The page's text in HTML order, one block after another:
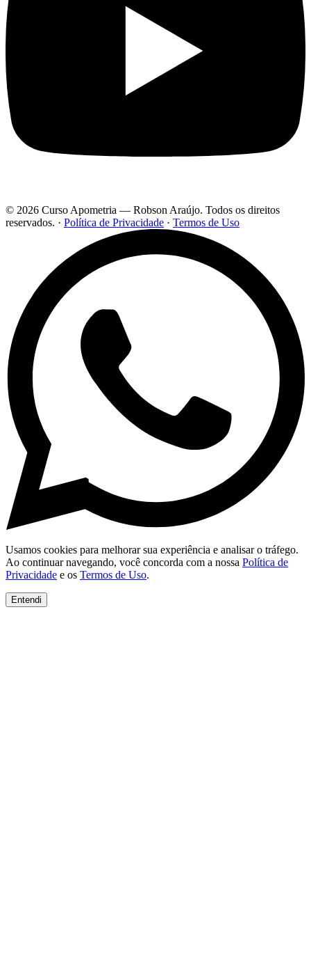
© 2026 Curso Apometria — Robson Araújo. Todos os direitos
reservados. · Política de Privacidade · Termos de Uso
Usamos cookies para melhorar sua experiência e analisar o tráfego.
Ao continuar navegando, você concorda com a nossa Política de
Privacidade e os Termos de Uso.
Entendi